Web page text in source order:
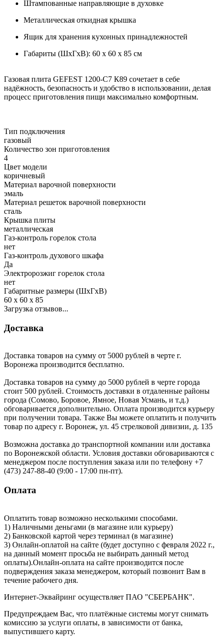
Штампованные направляющие в духовке
Металлическая откидная крышка
Ящик для хранения кухонных принадлежностей
Габариты (ШхГхВ): 60 x 60 x 85 см
Газовая плита GEFEST 1200-С7 К89 сочетает в себе
надёжность, безопасность и удобство в использовании, делая
процесс приготовления пищи максимально комфортным.
Тип подключения
газовый
Количество зон приготовления
4
Цвет модели
коричневый
Материал варочной поверхности
эмаль
Материал решеток варочной поверхности
сталь
Крышка плиты
металлическая
Газ-контроль горелок стола
нет
Газ-контроль духового шкафа
Да
Электророзжиг горелок стола
нет
Габаритные размеры (ШхГхВ)
60 х 60 х 85
Загрузка отзывов...
Доставка
Доставка товаров на сумму от 5000 рублей в черте г.
Воронежа производится бесплатно.
Доставка товаров на сумму до 5000 рублей в черте города
стоит 500 рублей. Стоимость доставки в отдаленные районы
города (Сомово, Боровое, Ямное, Новая Усмань, и т.д.)
обговаривается дополнительно. Оплата производится курьеру
при получении товара. Также Вы можете оплатить и получить
товар по адресу г. Воронеж, ул. 45 стрелковой дивизии, д. 135
Возможна доставка до транспортной компании или доставка
по Воронежской области. Условия доставки обговариваются с
менеджером после поступления заказа или по телефону +7
(473) 247-88-40 (9:00 - 17:00 пн-пт).
Оплата
Оплатить товар возможно несколькими способами.
1) Наличными деньгами (в магазине или курьеру)
2) Банковской картой через терминал (в магазине)
3) Онлайн-оплатой на сайте (будет доступно с февраля 2022 г.,
на данный момент просьба не выбирать данный метод
оплаты).Онлайн-оплата на сайте производится после
подверждения заказа менеджером, который позвонит Вам в
течение рабочего дня.
Интернет-Эквайринг осуществляет ПАО "СБЕРБАНК".
Предупреждаем Вас, что платёжные системы могут снимать
комиссию за услуги оплаты, в зависимости от банка,
выпустившего карту.